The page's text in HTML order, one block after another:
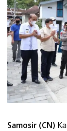
Samosir (CN)